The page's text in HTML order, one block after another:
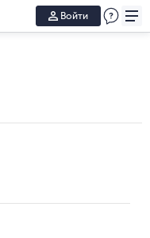
Войти